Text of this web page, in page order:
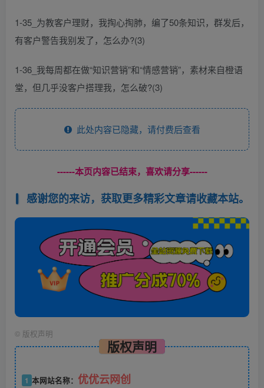
1-35_为教客户理财，我掏心掏肺，编了50条知识，群发后，
有客户警告我别发了，怎么办?(3)
1-36_我每周都在做“知识营销”和“情感营销”，素材来自橙语
堂，但几乎没客户搭理我，怎么破?(3)
此处内容已隐藏，请付费后查看
------本页内容已结束，喜欢请分享------
感谢您的来访，获取更多精彩文章请收藏本站。
© 版权声明
版权声明
1 本网站名称： 优优云网创